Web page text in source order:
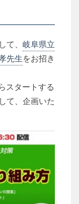
て、 岐阜県立
先生をお招き
スタートする
て、企画いた